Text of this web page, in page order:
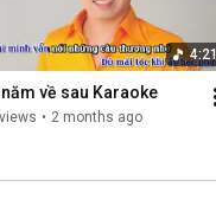
là vui
đổi đời
sầu riêng
trúng sầu riêng.
4:21
năm về sau Karaoke
• 2 months ago